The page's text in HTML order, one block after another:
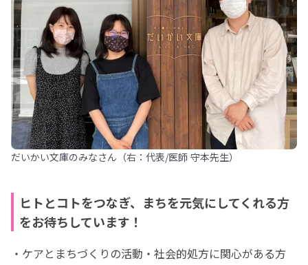
だいかい文庫のみなさん（右：代表/医師 守本先生）
ヒトとコトをつなぎ、まちを元気にしてくれる方
をお待ちしています！
・ケアとまちづくりの活動・社会的処方に関心がある方